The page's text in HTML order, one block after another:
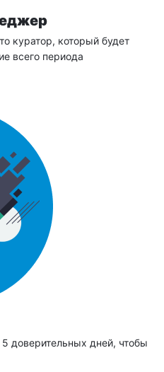
куратор, который будет
всего периода
доверительных дней, чтобы